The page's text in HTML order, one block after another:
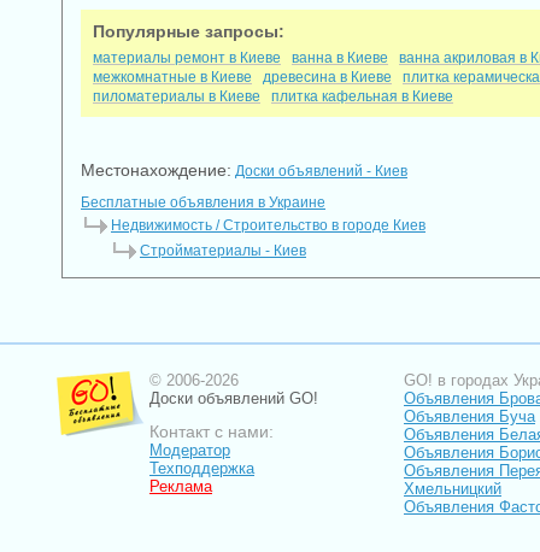
Популярные запросы:
материалы ремонт в Киеве ванна в Киеве
ванна акриловая в
межкомнатные в Киеве
древесина в Киеве
плитка
пиломатериалы в Киеве
плитка кафельная в Киеве
Местонахождение: Доски объявлений - Киев
Бесплатные объявления в Украине
Недвижимость / Строительство в городе Киев
Стройматериалы - Киев
© 2006-2026
Доски объявлений GO!
Контакт с нами:
Модератор
Техподдержка
Реклама
GO! в городах
Объявления
Объявления Буча
Объявления
Объявления
Объявления
Хмельницкий
Объявления